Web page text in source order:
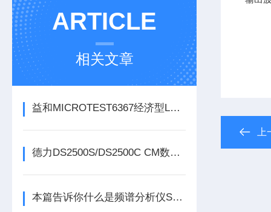
ARTICLE
相关文章
益和MICROTEST6367经济型LCR测试仪
德力DS2500S/DS2500C CM数字业务开通分析仪
本篇告诉你什么是频谱分析仪SSA3032X